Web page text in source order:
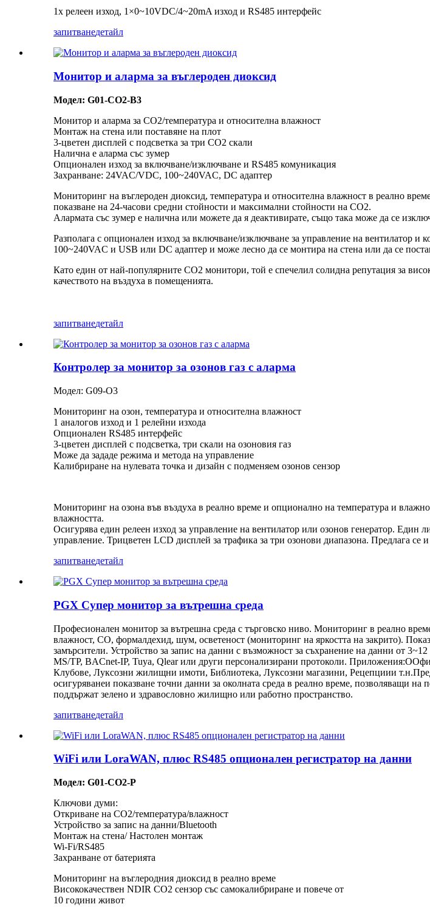
1x релеен изход, 1×0~10VDC/4~20mA изход и RS485 интерфейс
запитванедетайл
Монитор и аларма за въглероден диоксид
Модел: G01-CO2-B3
Монитор и аларма за CO2/температура и относителна влажност
Монтаж на стена или поставяне на плот
3-цветен дисплей с подсветка за три CO2 скали
Налична е аларма със зумер
Опционален изход за включване/изключване и RS485 комуникация
Захранване: 24VAC/VDC, 100~240VAC, DC адаптер
Мониторинг на въглероден диоксид, температура и относителна влажност в реално
показване на 24-часови средни стойности и максимални стойности на CO2.
Алармата със зумер е налична или можете да я деактивирате, също така може да се
Разполага с опционален изход за включване/изключване за управление на
100~240VAC и USB или DC адаптер и може лесно да се монтира на стена или да се
Като един от най-популярните CO2 монитори, той е спечелил солидна репутация за
качеството на въздуха в помещенията.
запитванедетайл
Контролер за монитор за озонов газ с аларма
Модел: G09-O3
Мониторинг на озон, температура и относителна влажност
1 аналогов изход и 1 релейни изхода
Опционален RS485 интерфейс
3-цветен дисплей с подсветка, три скали на озоновия газ
Може да зададе режима и метода на управление
Калибриране на нулевата точка и дизайн с подменяем озонов сензор
Мониторинг на озона във въздуха в реално време и опционално на температура и
влажността.
Осигурява един релеен изход за управление на вентилатор или озонов генератор. Един
управление. Трицветен LCD дисплей за трафика за три озонови диапазона. Предлага се и
запитванедетайл
PGX Супер монитор за вътрешна среда
Професионален монитор за вътрешна среда с търговско ниво. Мониторинг в реално
влажност, CO, формалдехид, шум, осветеност (мониторинг на яркостта на закрито).
замърсители. Устройство за запис на данни с възможност за съхранение на данни от
MS/TP, BACnet-IP, Tuya, Qlear или други персонализирани протоколи. Приложения:O
Клубове, Луксозни жилищни имоти, Библиотека, Луксозни магазини, Рецепциии т.н.
осигуряванеи показване точни данни за околната среда в реално време, позволяващи на
поддържат зелено и здравословно жилищно или работно пространство.
запитванедетайл
WiFi или LoraWAN, плюс RS485 опционален регистратор на данни
Модел: G01-CO2-P
Ключови думи:
Откриване на CO2/температура/влажност
Устройство за запис на данни/Bluetooth
Монтаж на стена/ Настолен монтаж
Wi-Fi/RS485
Захранване от батерията
Мониторинг на въглеродния диоксид в реално време
Висококачествен NDIR CO2 сензор със самокалибриране и повече от
10 години живот